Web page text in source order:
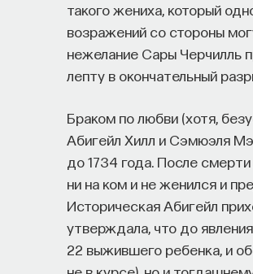
такого жениха, который
возражений со стороны
нежелание Сары Черчилль
лепту в окончательный
Браком по любви (хотя,
Абигейл Хилл и Сэмюэля
до 1734 года. После
ни на ком и не женился и
Историческая Абигейл
утверждала, что до
22 выжившего ребенка, и